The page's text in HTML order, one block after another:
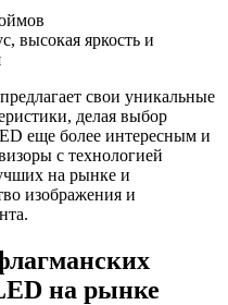
высокая яркость и
свои уникальные
делая выбор
еще более интересным и
с технологией
на рынке и
изображения и
на рынке